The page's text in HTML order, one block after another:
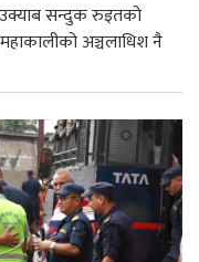
उक्याब सन्दुक रुइतको
अञ्चलाधिश नै